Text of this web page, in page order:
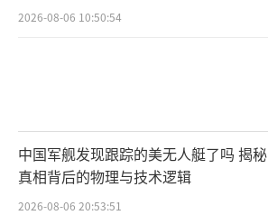
2026-08-06 10:50:54
中国军舰发现跟踪的美无人艇了吗 揭秘
真相背后的物理与技术逻辑
2026-08-06 20:53:51